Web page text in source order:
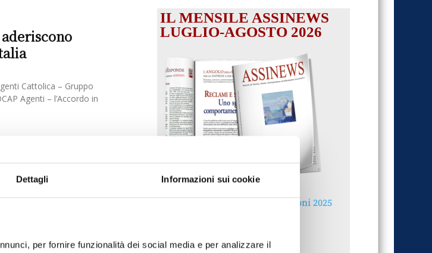
Dettagli Informazioni sui cookie
per fornire funzionalità dei social media e per analizzare il
Cattolica – Gruppo
Agenti – l’Accordo in
credito
del credito, cauzioni
IL MENSILE ASSINEWS
LUGLIO-AGOSTO 2026
Reclami e sanzioni 2025